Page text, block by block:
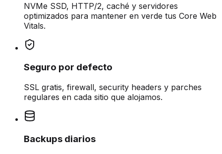
NVMe SSD, HTTP/2, caché y servidores
optimizados para mantener en verde tus Core Web
Vitals.
Seguro por defecto
SSL gratis, firewall, security headers y parches
regulares en cada sitio que alojamos.
Backups diarios